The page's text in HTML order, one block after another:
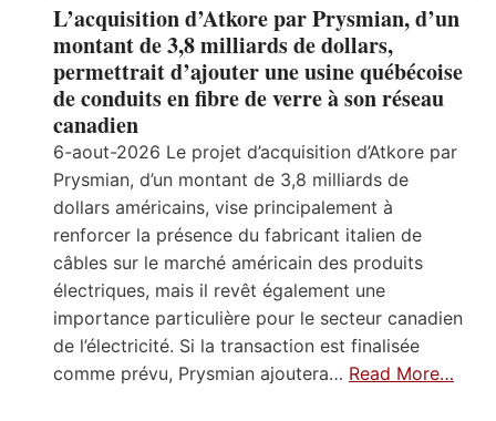
L’acquisition d’Atkore par Prysmian, d’un
montant de 3,8 milliards de dollars,
permettrait d’ajouter une usine québécoise
de conduits en fibre de verre à son réseau
canadien
6-aout-2026 Le projet d’acquisition d’Atkore par
Prysmian, d’un montant de 3,8 milliards de
dollars américains, vise principalement à
renforcer la présence du fabricant italien de
câbles sur le marché américain des produits
électriques, mais il revêt également une
importance particulière pour le secteur canadien
de l’électricité. Si la transaction est finalisée
comme prévu, Prysmian ajoutera… Read More…